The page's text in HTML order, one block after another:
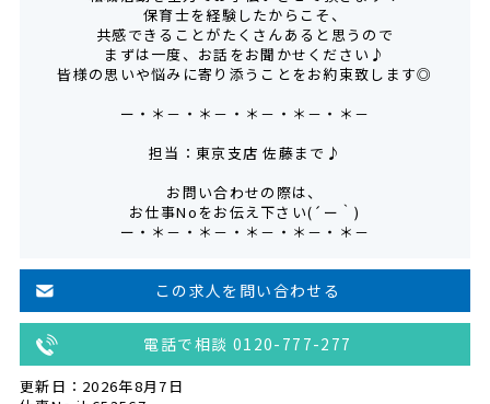
保育士を経験したからこそ、
共感できることがたくさんあると思うので
まずは一度、お話をお聞かせください♪
皆様の思いや悩みに寄り添うことをお約束致します◎
ー・＊－・＊－・＊－・＊－・＊－
担当：東京支店 佐藤まで♪
お問い合わせの際は、
お仕事Noをお伝え下さい(´ー｀)
ー・＊－・＊－・＊－・＊－・＊－
この求人を問い合わせる
電話で相談 0120-777-277
更新日：2026年8月7日